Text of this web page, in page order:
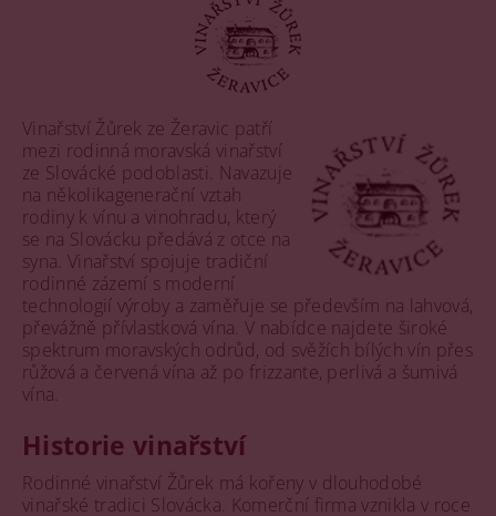
Vinařství Žůrek ze Žeravic patří
mezi rodinná moravská vinařství
ze Slovácké podoblasti. Navazuje
na několikagenerační vztah
rodiny k vínu a vinohradu, který
se na Slovácku předává z otce na
syna. Vinařství spojuje tradiční
rodinné zázemí s moderní
technologií výroby a zaměřuje se především na lahvová,
převážně přívlastková vína. V nabídce najdete široké
spektrum moravských odrůd, od svěžích bílých vín přes
růžová a červená vína až po frizzante, perlivá a šumivá
vína.
Historie vinařství
Rodinné vinařství Žůrek má kořeny v dlouhodobé
vinařské tradici Slovácka. Komerční firma vznikla v roce